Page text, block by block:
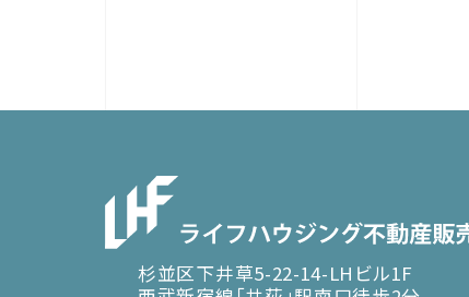
杉並区下井草5-22-14-LHビル1F